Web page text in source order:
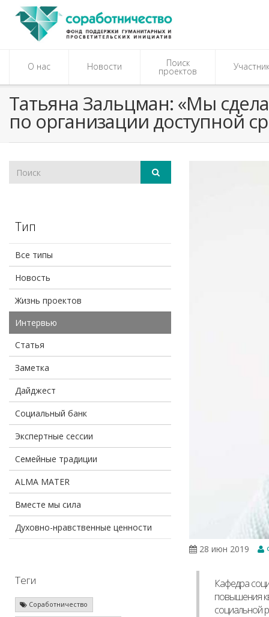
О нас Новости Поиск
проектов
Татьяна Зальцман: «Мы
по организации доступной
Тип
Все типы
Новость
Жизнь проектов
Интервью
Статья
Заметка
Дайджест
Социальный банк
Экспертные сессии
Семейные традиции
ALMA MATER
Вместе мы сила
Духовно-нравственные ценности
Теги
Соработничество
28 июн 2019
Кафедра
повышения
социальной